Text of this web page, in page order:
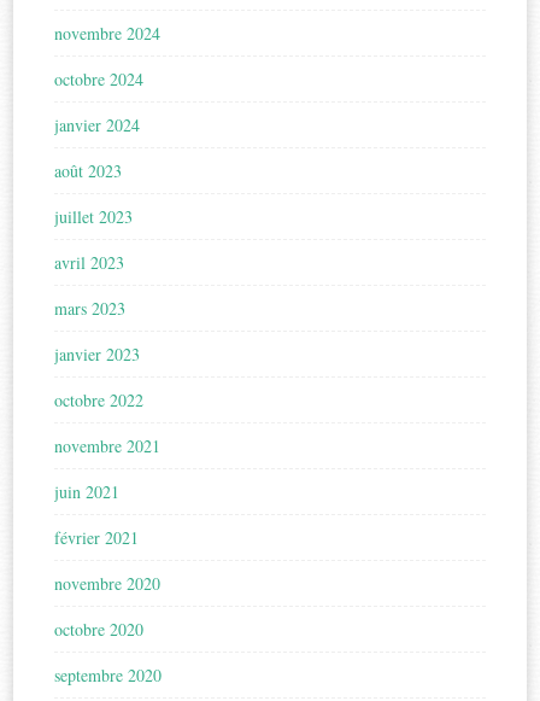
novembre 2024
octobre 2024
janvier 2024
août 2023
juillet 2023
avril 2023
mars 2023
janvier 2023
octobre 2022
novembre 2021
juin 2021
février 2021
novembre 2020
octobre 2020
septembre 2020